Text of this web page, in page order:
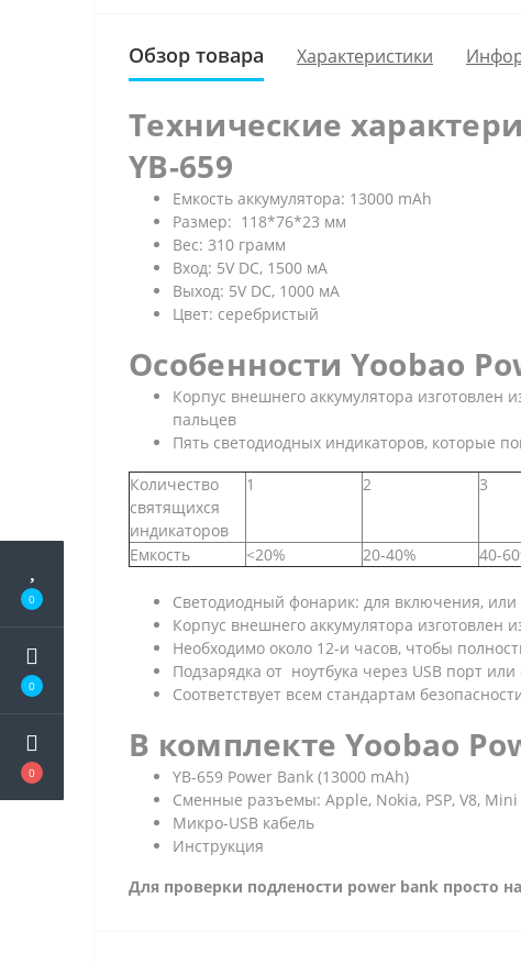
0
0
0
Обзор товара Характеристики
Технические
YB-659
Емкость аккумулятора: 13000 mAh
Размер: 118*76*23 мм
Вес: 310 грамм
Вход: 5V DC, 1500 мA
Выход: 5V DC, 1000 мA
Цвет: серебристый
Особенности Yoobao
Корпус внешнего аккумулятора
пальцев
Пять светодиодных индикаторов, которые
Количество
святящихся
индикаторов
1 2 3
Емкость <20% 20-40% 40-
Светодиодный фонарик: для включения,
Корпус внешнего аккумулятора изготовлен
Необходимо около 12-и часов, чтобы
Подзарядка от ноутбука через USB порт
Соответствует всем стандартам
В комплекте Yoobao
YB-659 Power Bank (13000 mAh)
Сменные разъемы: Apple, Nokia, PSP, V8, Mini
Микро-USB кабель
Инструкция
Для проверки подлености power bank просто